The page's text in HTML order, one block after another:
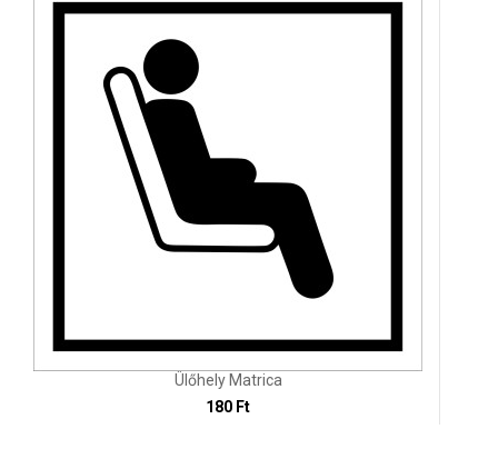
Ülőhely Matrica
180 Ft